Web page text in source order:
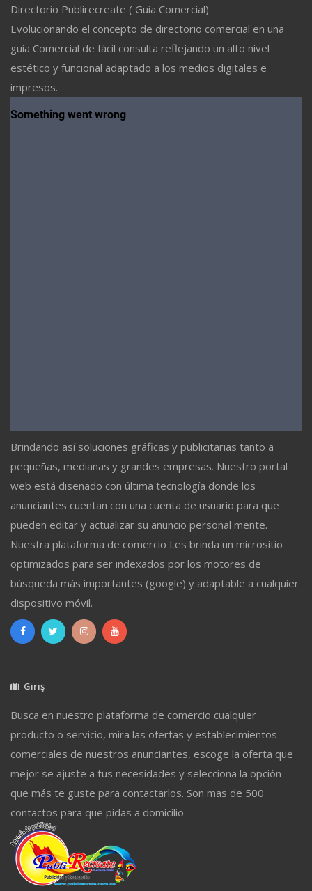
Directorio Publirecreate ( Guía Comercial)
Evolucionando el concepto de directorio comercial en una
guía Comercial de fácil consulta reflejando un alto nivel
estético y funcional adaptado a los medios digitales e
impresos.
Brindando así soluciones gráficas y publicitarias tanto a
pequeñas, medianas y grandes empresas. Nuestro portal
web está diseñado con última tecnología donde los
anunciantes cuentan con una cuenta de usuario para que
pueden editar y actualizar su anuncio personal mente.
Nuestra plataforma de comercio Les brinda un micrositio
optimizados para ser indexados por los motores de
búsqueda más importantes (google) y adaptable a cualquier
dispositivo móvil.
Giriş
Busca en nuestro plataforma de comercio cualquier
producto o servicio, mira las ofertas y establecimientos
comerciales de nuestros anunciantes, escoge la oferta que
mejor se ajuste a tus necesidades y selecciona la opción
que más te guste para contactarlos. Son mas de 500
contactos para que pidas a domicilio